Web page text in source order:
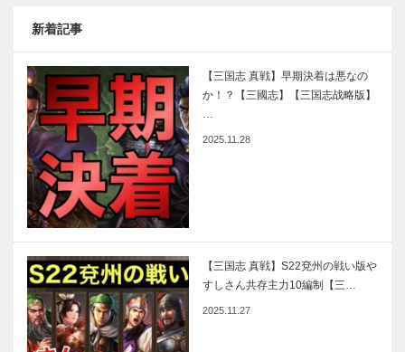
新着記事
【三国志 真戦】早期決着は悪なの
か！？【三國志】【三国志战略版】
…
2025.11.28
【三国志 真戦】S22兗州の戦い版や
すしさん共存主力10編制【三…
2025.11.27